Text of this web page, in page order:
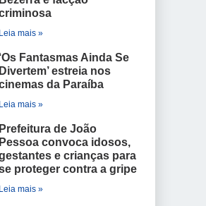
Leia mais »
‘Os Fantasmas Ainda Se
Divertem’ estreia nos
da Paraíba
Leia mais »
Prefeitura de João
Pessoa convoca idosos,
e crianças para
proteger contra a gripe
Leia mais »